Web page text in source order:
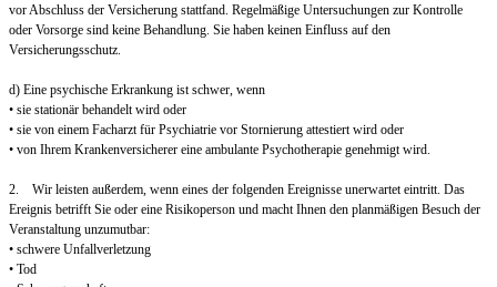
vor Abschluss der Versicherung stattfand. Regelmäßige Untersuchungen zur Kontrolle
oder Vorsorge sind keine Behandlung. Sie haben keinen Einfluss auf den
Versicherungsschutz.
d) Eine psychische Erkrankung ist schwer, wenn
• sie stationär behandelt wird oder
• sie von einem Facharzt für Psychiatrie vor Stornierung attestiert wird oder
• von Ihrem Krankenversicherer eine ambulante Psychotherapie genehmigt wird.
2. Wir leisten außerdem, wenn eines der folgenden Ereignisse unerwartet eintritt. Das
Ereignis betrifft Sie oder eine Risikoperson und macht Ihnen den planmäßigen Besuch der
Veranstaltung unzumutbar:
• schwere Unfallverletzung
• Tod